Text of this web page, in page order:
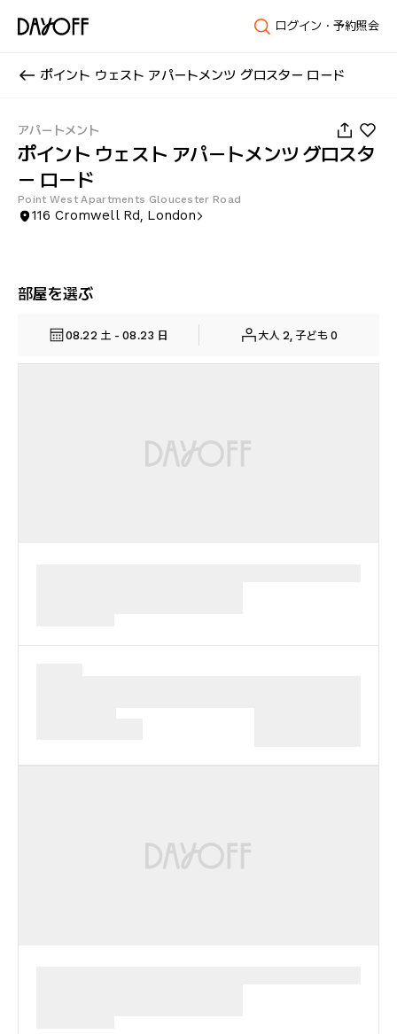
ログイン・予約照会
ポイント ウェスト アパートメンツ グロスター ロード
アパートメント
ポイント ウェスト アパートメンツ グロスタ
ー ロード
Point West Apartments Gloucester Road
116 Cromwell Rd, London
部屋を選ぶ
08.22 土 - 08.23 日 大人 2, 子ども 0